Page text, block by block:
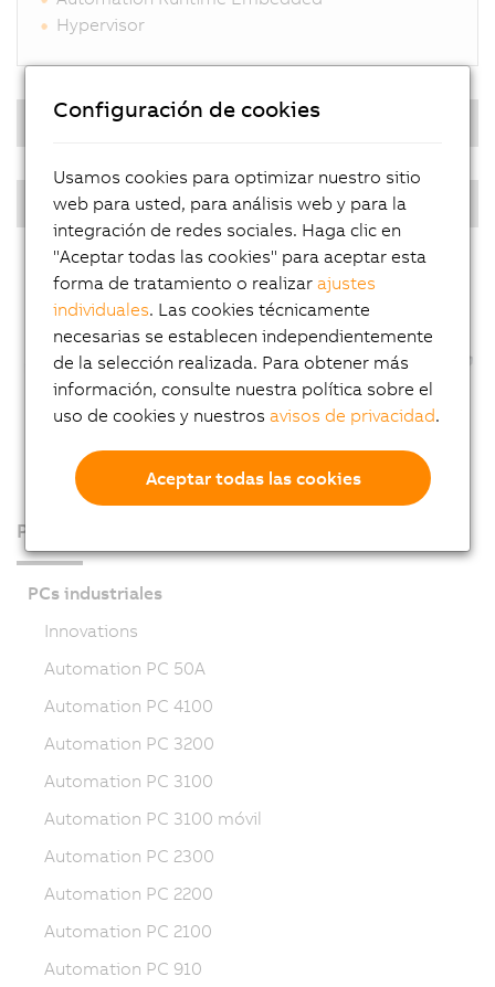
Hypervisor
Sistema operativo en tiempo real
PPC multitáctil - Diagonales
Productos
PCs industriales
Innovations
Automation PC 50A
Automation PC 4100
Automation PC 3200
Automation PC 3100
Automation PC 3100 móvil
Automation PC 2300
Automation PC 2200
Automation PC 2100
Automation PC 910
Configuración de cookies
Usamos cookies para optimizar nuestro sitio
web para usted, para análisis web y para la
integración de redes sociales. Haga clic en
"Aceptar todas las cookies" para aceptar esta
forma de tratamiento o realizarajustes
individuales. Las cookies técnicamente
necesarias se establecen independientemente
de la selección realizada. Para obtener más
información, consulte nuestra política sobre el
uso de cookies y nuestrosavisos de privacidad.
Aceptar todas las cookies